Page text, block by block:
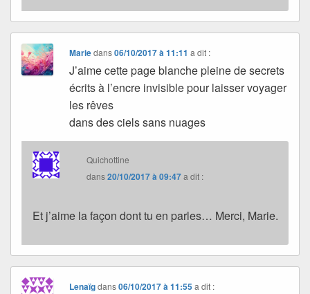
Mariedans06/10/2017 à 11:11 a dit :
J’aime cette page blanche pleine de secrets
écrits à l’encre invisible pour laisser voyager
les rêves
dans des ciels sans nuages
Quichottine
dans20/10/2017 à 09:47a dit :
Et j’aime la façon dont tu en parles… Merci, Marie.
Lenaïgdans06/10/2017 à 11:55 a dit :